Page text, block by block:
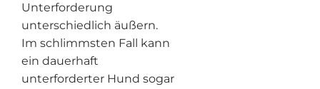
Unterforderung
unterschiedlich äußern.
Im schlimmsten Fall kann
ein dauerhaft
unterforderter Hund sogar